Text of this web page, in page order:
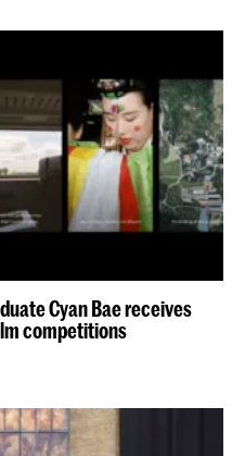
Cyan Bae receives
competitions